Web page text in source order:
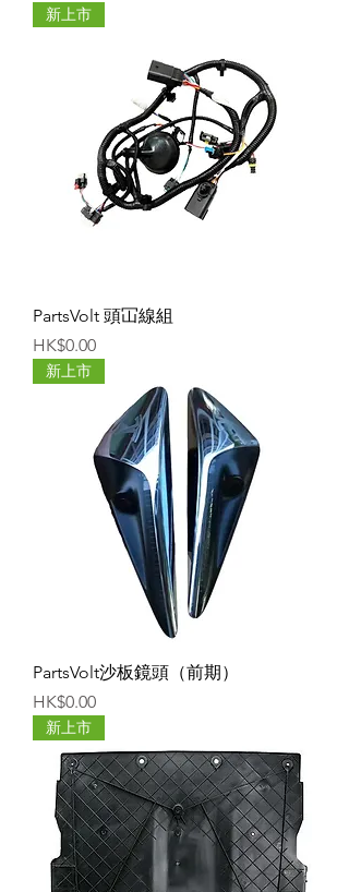
新上市
PartsVolt 頭冚線組
價格
HK$0.00
新上市
PartsVolt沙板鏡頭（前期）
價格
HK$0.00
新上市